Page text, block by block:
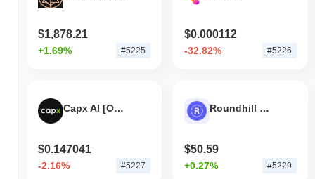
$1,878.21
+1.69% #5225
$0.000112
-32.82% #5226
Capx AI [OLD]
$0.147041
-2.16% #5227
Roundhill Memory Tokenized ETF - Reality
$50.59
+0.27% #5229